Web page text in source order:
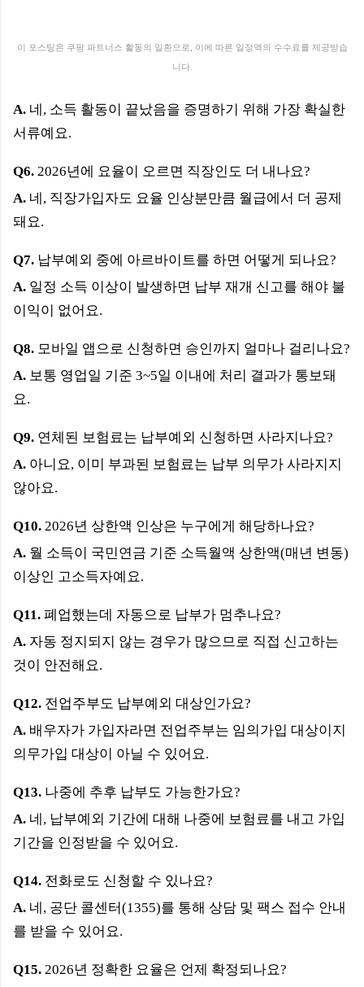
이 포스팅은 쿠팡 파트너스 활동의 일환으로, 이에 따른 일정액의 수수료를 제공받습
니다.
A. 네, 소득 활동이 끝났음을 증명하기 위해 가장 확실한
서류예요.
Q6. 2026년에 요율이 오르면 직장인도 더 내나요?
A. 네, 직장가입자도 요율 인상분만큼 월급에서 더 공제
돼요.
Q7. 납부예외 중에 아르바이트를 하면 어떻게 되나요?
A. 일정 소득 이상이 발생하면 납부 재개 신고를 해야 불
이익이 없어요.
Q8. 모바일 앱으로 신청하면 승인까지 얼마나 걸리나요?
A. 보통 영업일 기준 3~5일 이내에 처리 결과가 통보돼
요.
Q9. 연체된 보험료는 납부예외 신청하면 사라지나요?
A. 아니요, 이미 부과된 보험료는 납부 의무가 사라지지
않아요.
Q10. 2026년 상한액 인상은 누구에게 해당하나요?
A. 월 소득이 국민연금 기준 소득월액 상한액(매년 변동)
이상인 고소득자예요.
Q11. 폐업했는데 자동으로 납부가 멈추나요?
A. 자동 정지되지 않는 경우가 많으므로 직접 신고하는
것이 안전해요.
Q12. 전업주부도 납부예외 대상인가요?
A. 배우자가 가입자라면 전업주부는 임의가입 대상이지
의무가입 대상이 아닐 수 있어요.
Q13. 나중에 추후 납부도 가능한가요?
A. 네, 납부예외 기간에 대해 나중에 보험료를 내고 가입
기간을 인정받을 수 있어요.
Q14. 전화로도 신청할 수 있나요?
A. 네, 공단 콜센터(1355)를 통해 상담 및 팩스 접수 안내
를 받을 수 있어요.
Q15. 2026년 정확한 요율은 언제 확정되나요?